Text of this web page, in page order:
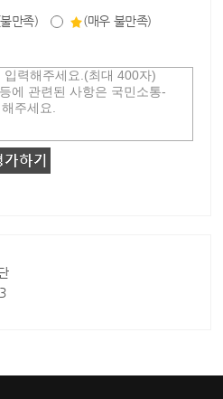
만족) (매우 불만족)